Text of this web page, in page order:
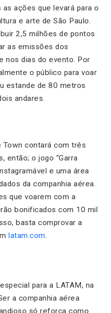
ações que levará para o
e arte de São Paulo.
2,5 milhões de pontos
as emissões dos
nos dias do evento. Por
o público para voar
estande de 80 metros
andares.
Town contará com três
então; o jogo “Garra
e uma área
da companhia aérea.
que voarem com a
bonificados com 10 mil
basta comprovar a
latam.com.
para a LATAM, na
a companhia aérea
só reforça como